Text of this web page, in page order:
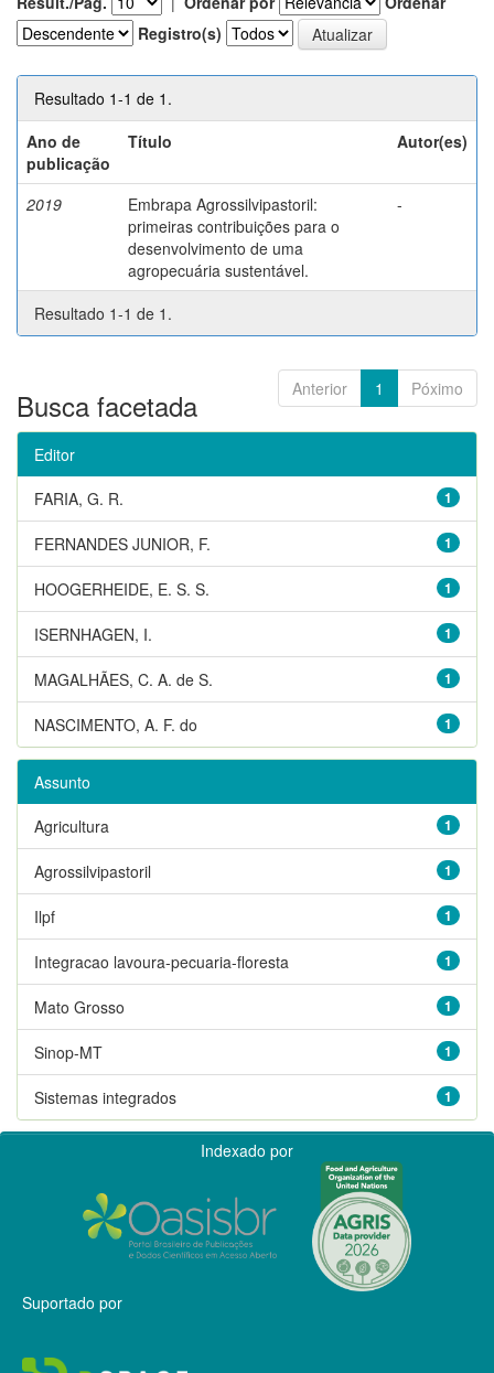
Registro(s)
Resultado 1-1 de 1.
Ano de
publicação
Título Autor(es)
2019
Embrapa Agrossilvipastoril:
primeiras contribuições para o
desenvolvimento de uma
agropecuária sustentável.
-
Resultado 1-1 de 1.
Anterior 1 Póximo
Busca facetada
Editor
1
FARIA, G. R.
1
FERNANDES JUNIOR, F.
1
HOOGERHEIDE, E. S. S.
1
ISERNHAGEN, I.
1
MAGALHÃES, C. A. de S.
1
NASCIMENTO, A. F. do
Assunto
1
Agricultura
1
Agrossilvipastoril
1
Ilpf
1
Integracao lavoura-pecuaria-floresta
1
Mato Grosso
1
Sinop-MT
1
Sistemas integrados
Indexado por
Suportado por